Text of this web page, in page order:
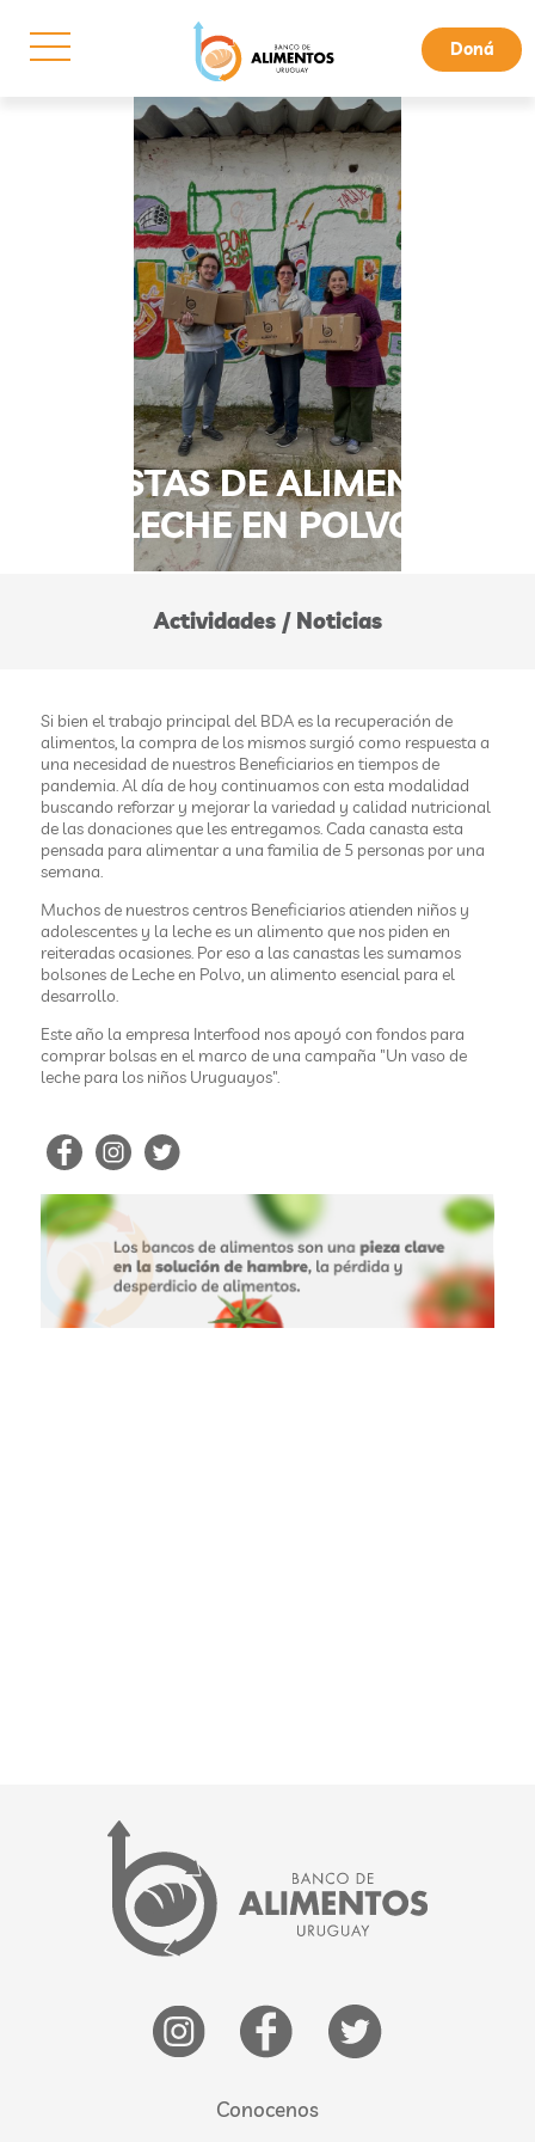
Doná
CANASTAS DE ALIMENTOS Y
LECHE EN POLVO
Actividades / Noticias
Si bien el trabajo principal del BDA es la recuperación de
alimentos, la compra de los mismos surgió como respuesta a
una necesidad de nuestros Beneficiarios en tiempos de
pandemia. Al día de hoy continuamos con esta modalidad
buscando reforzar y mejorar la variedad y calidad nutricional
de las donaciones que les entregamos. Cada canasta esta
pensada para alimentar a una familia de 5 personas por una
semana.
Muchos de nuestros centros Beneficiarios atienden niños y
adolescentes y la leche es un alimento que nos piden en
reiteradas ocasiones. Por eso a las canastas les sumamos
bolsones de Leche en Polvo, un alimento esencial para el
desarrollo.
Este año la empresa Interfood nos apoyó con fondos para
comprar bolsas en el marco de una campaña "Un vaso de
leche para los niños Uruguayos".
Conocenos